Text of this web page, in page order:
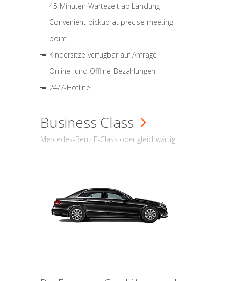
45 Minuten Wartezeit ab Landung
Convenient pickup at precise meeting
point
Kindersitze verfügbar auf Anfrage
Online- und Offline-Bezahlungen
24/7-Hotline
Business Class
Mercedes-Benz E-Class oder gleichwärtig